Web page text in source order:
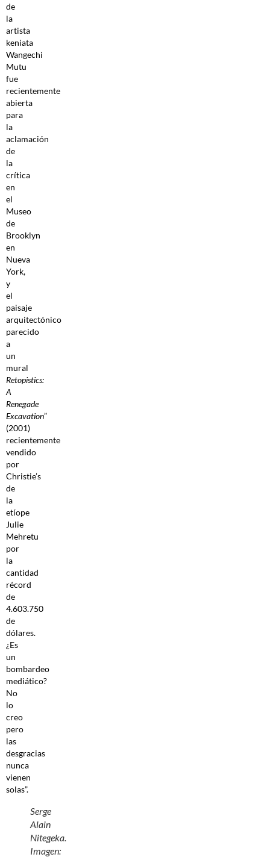
de
la
artista
keniata
Wangechi
Mutu
fue
recientemente
abierta
para
la
aclamación
de
la
crítica
en
el
Museo
de
Brooklyn
en
Nueva
York,
y
el
paisaje
arquitectónico
parecido
a
un
mural
Retopistics:
A
Renegade
Excavation”
(2001)
recientemente
vendido
por
Christie’s
de
la
etíope
Julie
Mehretu
por
la
cantidad
récord
de
4.603.750
de
dólares.
¿Es
un
bombardeo
mediático?
No
lo
creo
pero
las
desgracias
nunca
vienen
solas”.
Serge
Alain
Nitegeka.
Imagen: